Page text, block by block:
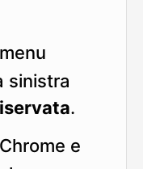
sinistra
.
e